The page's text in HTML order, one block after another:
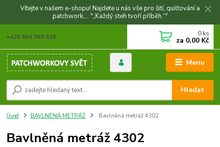
Vítejte v našem e-shopu! Najdete u nás vše pro šití, quiltování a
patchwork,... "„Každý steh tvoří příběh.“"
Menu
Hledat
+420 604 360 028 0 ks
za 0,00 Kč
Úvod BAVLNĚNÁ METRÁŽ Bavlněná metráž 4302
Bavlněná metráž 4302